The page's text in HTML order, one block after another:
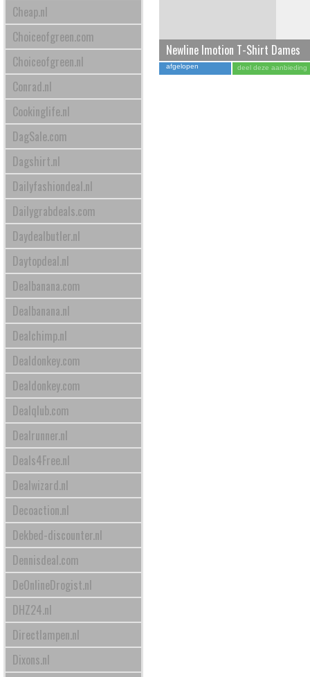
Cheap.nl
Choiceofgreen.com
Choiceofgreen.nl
Conrad.nl
Cookinglife.nl
DagSale.com
Dagshirt.nl
Dailyfashiondeal.nl
Dailygrabdeals.com
Daydealbutler.nl
Daytopdeal.nl
Dealbanana.com
Dealbanana.nl
Dealchimp.nl
Dealdonkey.com
Dealdonkey.com
Dealqlub.com
Dealrunner.nl
Deals4Free.nl
Dealwizard.nl
Decoaction.nl
Dekbed-discounter.nl
Dennisdeal.com
DeOnlineDrogist.nl
DHZ24.nl
Directlampen.nl
Dixons.nl
Newline Imotion T-Shirt Dames
afgelopen deel deze aanbieding